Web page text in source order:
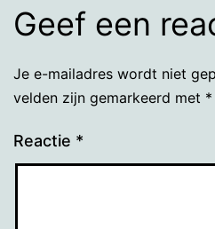
Geef een
Je e-mailadres wordt niet
velden zijn gemarkeerd met *
Reactie *